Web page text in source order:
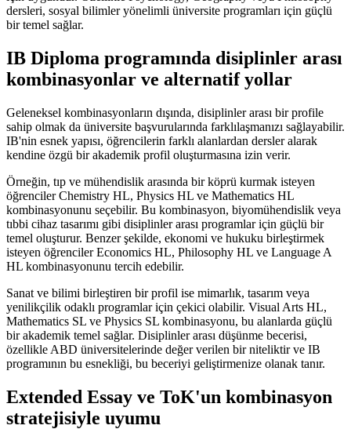
dersleri, sosyal bilimler yönelimli üniversite programları için güçlü
bir temel sağlar.
IB Diploma programında disiplinler arası
kombinasyonlar ve alternatif yollar
Geleneksel kombinasyonların dışında, disiplinler arası bir profile
sahip olmak da üniversite başvurularında farklılaşmanızı sağlayabilir.
IB'nin esnek yapısı, öğrencilerin farklı alanlardan dersler alarak
kendine özgü bir akademik profil oluşturmasına izin verir.
Örneğin, tıp ve mühendislik arasında bir köprü kurmak isteyen
öğrenciler Chemistry HL, Physics HL ve Mathematics HL
kombinasyonunu seçebilir. Bu kombinasyon, biyomühendislik veya
tıbbi cihaz tasarımı gibi disiplinler arası programlar için güçlü bir
temel oluşturur. Benzer şekilde, ekonomi ve hukuku birleştirmek
isteyen öğrenciler Economics HL, Philosophy HL ve Language A
HL kombinasyonunu tercih edebilir.
Sanat ve bilimi birleştiren bir profil ise mimarlık, tasarım veya
yenilikçilik odaklı programlar için çekici olabilir. Visual Arts HL,
Mathematics SL ve Physics SL kombinasyonu, bu alanlarda güçlü
bir akademik temel sağlar. Disiplinler arası düşünme becerisi,
özellikle ABD üniversitelerinde değer verilen bir niteliktir ve IB
programının bu esnekliği, bu beceriyi geliştirmenize olanak tanır.
Extended Essay ve ToK'un kombinasyon
stratejisiyle uyumu